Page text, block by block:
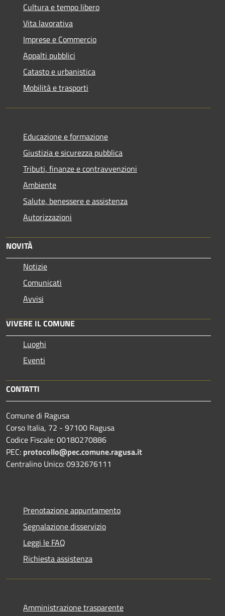
Cultura e tempo libero
Vita lavorativa
Imprese e Commercio
Appalti pubblici
Catasto e urbanistica
Mobilità e trasporti
Educazione e formazione
Giustizia e sicurezza pubblica
Tributi, finanze e contravvenzioni
Ambiente
Salute, benessere e assistenza
Autorizzazioni
NOVITÀ
Notizie
Comunicati
Avvisi
VIVERE IL COMUNE
Luoghi
Eventi
CONTATTI
Comune di Ragusa
Corso Italia, 72 - 97100 Ragusa
Codice Fiscale: 00180270886
PEC: protocollo@pec.comune.ragusa.it
Centralino Unico: 0932676111
Prenotazione appuntamento
Segnalazione disservizio
Leggi le FAQ
Richiesta assistenza
Amministrazione trasparente